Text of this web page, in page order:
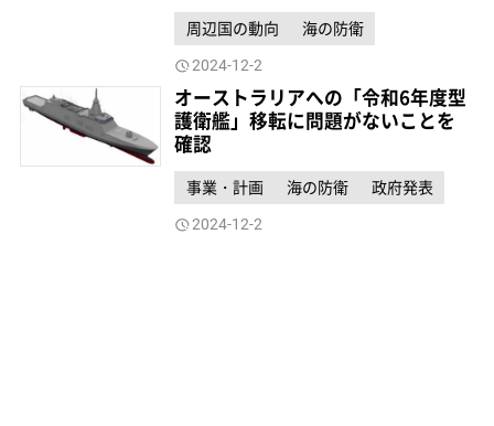
周辺国の動向 海の防衛
2024-12-2
オーストラリアへの「令和6年度型
護衛艦」移転に問題がないことを
確認
事業・計画 海の防衛 政府発表
2024-12-2